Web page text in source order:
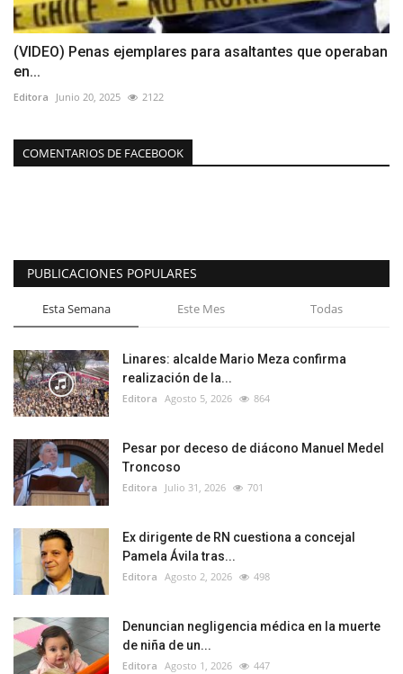
(VIDEO) Penas ejemplares para asaltantes que operaban
en...
Editora Junio 20, 2025 2122
COMENTARIOS DE FACEBOOK
PUBLICACIONES POPULARES
Esta Semana Este Mes Todas
Linares: alcalde Mario Meza confirma
realización de la...
Editora Agosto 5, 2026 864
Pesar por deceso de diácono Manuel Medel
Troncoso
Editora Julio 31, 2026 701
Ex dirigente de RN cuestiona a concejal
Pamela Ávila tras...
Editora Agosto 2, 2026 498
Denuncian negligencia médica en la muerte
de niña de un...
Editora Agosto 1, 2026 447